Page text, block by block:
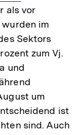
als vor
im
Sektors
zum Vj.
und
um
ist
sind. Auch